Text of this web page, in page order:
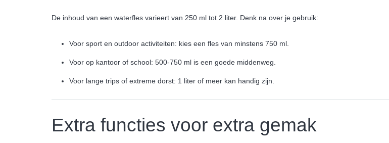
De inhoud van een waterfles varieert van 250 ml tot 2 liter. Denk na over je gebruik:
Voor sport en outdoor activiteiten: kies een fles van minstens 750 ml.
Voor op kantoor of school: 500-750 ml is een goede middenweg.
Voor lange trips of extreme dorst: 1 liter of meer kan handig zijn.
Extra functies voor extra gemak